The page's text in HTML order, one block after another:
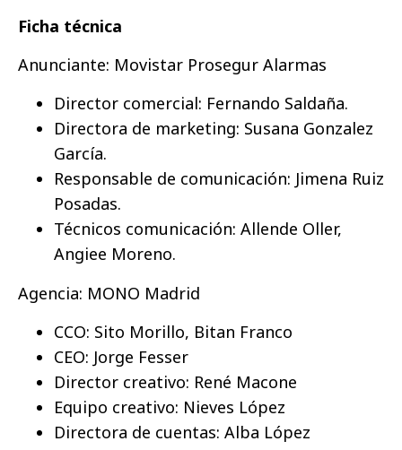
Ficha técnica
Anunciante: Movistar Prosegur Alarmas
Director comercial: Fernando Saldaña.
Directora de marketing: Susana Gonzalez
García.
Responsable de comunicación: Jimena Ruiz
Posadas.
Técnicos comunicación: Allende Oller,
Angiee Moreno.
Agencia: MONO Madrid
CCO: Sito Morillo, Bitan Franco
CEO: Jorge Fesser
Director creativo: René Macone
Equipo creativo: Nieves López
Directora de cuentas: Alba López